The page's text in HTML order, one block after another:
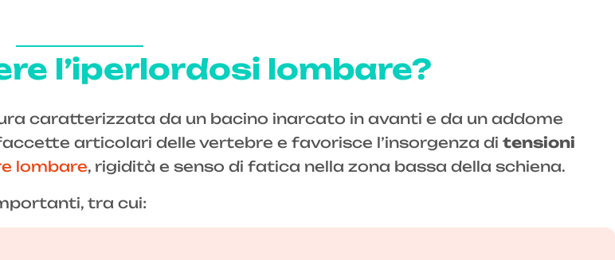
l’iperlordosi lombare?
caratterizzata da un bacino inarcato in avanti e da un addome
articolari delle vertebre e favorisce l’insorgenza di tensioni
lombare, rigidità e senso di fatica nella zona bassa della schiena.
tra cui: